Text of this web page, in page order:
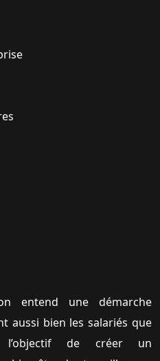
entend une démarche
aussi bien les salariés que
l’objectif de créer un